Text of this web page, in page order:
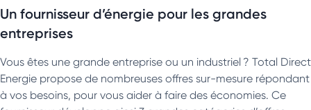
Un fournisseur d’énergie pour les grandes
entreprises
Vous êtes une grande entreprise ou un industriel ? Total Direct
Energie propose de nombreuses offres sur-mesure répondant
à vos besoins, pour vous aider à faire des économies. Ce